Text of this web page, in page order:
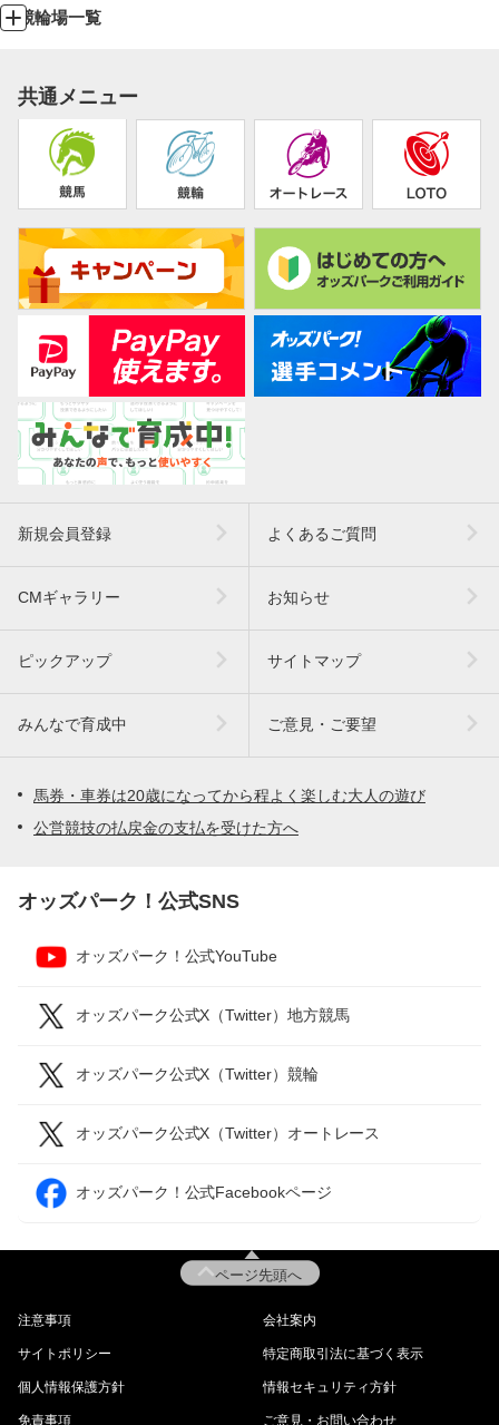
競輪場一覧
共通メニュー
新規会員登録 よくあるご質問
CMギャラリー お知らせ
ピックアップ サイトマップ
みんなで育成中 ご意見・ご要望
馬券・車券は20歳になってから程よく楽しむ大人の遊び
公営競技の払戻金の支払を受けた方へ
オッズパーク！公式SNS
オッズパーク！公式YouTube
オッズパーク公式X（Twitter）地方競馬
オッズパーク公式X（Twitter）競輪
オッズパーク公式X（Twitter）オートレース
オッズパーク！公式Facebookページ
ページ先頭へ
注意事項 会社案内
サイトポリシー 特定商取引法に基づく表示
個人情報保護方針 情報セキュリティ方針
免責事項 ご意見・お問い合わせ